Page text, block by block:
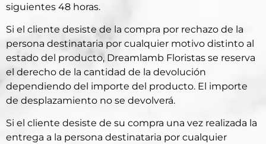
siguientes 48 horas.
Si el cliente desiste de la compra por rechazo de la
persona destinataria por cualquier motivo distinto al
estado del producto, Dreamlamb Floristas se reserva
el derecho de la cantidad de la devolución
dependiendo del importe del producto. El importe
de desplazamiento no se devolverá.
Si el cliente desiste de su compra una vez realizada la
entrega a la persona destinataria por cualquier